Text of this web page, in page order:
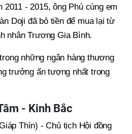
2011 - 2015, ông Phú cùng em
Doji đã bỏ tiền để mua lại từ
nhân Trương Gia Bình.
những ngân hàng thương
trưởng ấn tượng nhất trong
- Kinh Bắc
Thìn) - Chủ tịch Hội đồng